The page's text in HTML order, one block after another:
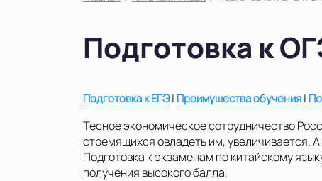
Показать на карте
Подготовка к
Подготовка к ЕГЭ| Преимущества обучения|
Тесное экономическое сотрудничество
стремящихся овладеть им, увеличивается.
Подготовка к экзаменам по китайскому
получения высокого балла.